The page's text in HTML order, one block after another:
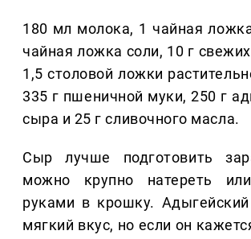
180 мл молока, 1 чайная
чайная ложка соли, 10 г
1,5 столовой ложки
335 г пшеничной муки, 250 г
сыра и 25 г сливочного масла.
Сыр лучше подготовить
можно крупно натереть
руками в крошку.
мягкий вкус, но если он